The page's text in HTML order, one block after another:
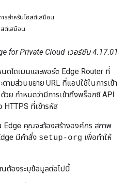
รสำหรับโฮสต์เสมือน
ต์เสมือน
for Private Cloud เวอร์ชัน 4.17.01
ดโดเมนและพอร์ต Edge Router ที่
ามส่วนขยาย URL ที่แอปใช้ในการเข้า
ย กำหนดว่ามีการเข้าถึงพร็อกซี API
HTTPS ที่เข้ารหัส
Edge คุณจะต้องสร้างองค์กร สภาพ
มีคำสั่ง setup-org เพื่อทำให้
ต้องระบุข้อมูลต่อไปนี้